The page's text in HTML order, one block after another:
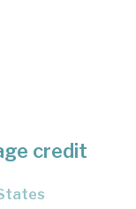
credit